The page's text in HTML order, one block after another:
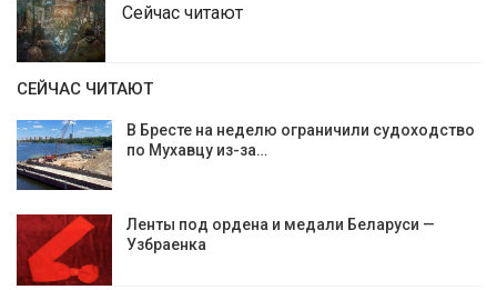
Сейчас читают
СЕЙЧАС ЧИТАЮТ
В Бресте на неделю ограничили судоходство
по Мухавцу из-за…
Ленты под ордена и медали Беларуси —
Узбраенка